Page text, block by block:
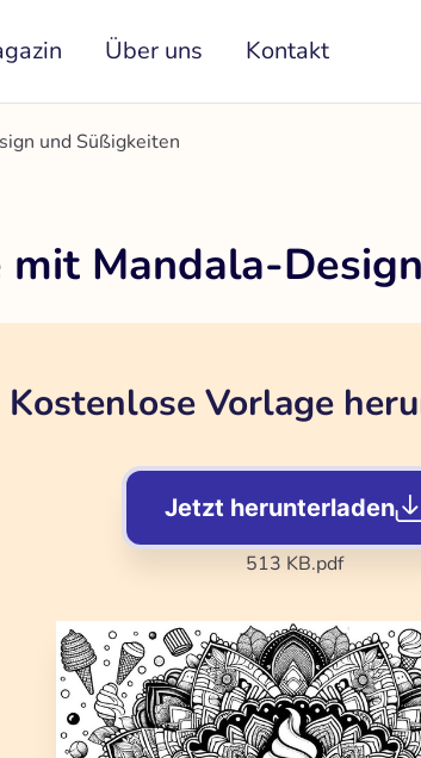
Über uns Kontakt
und Süßigkeiten
mit Mandala-
Kostenlose Vorlage
Jetzt herunterladen
513 KB.pdf